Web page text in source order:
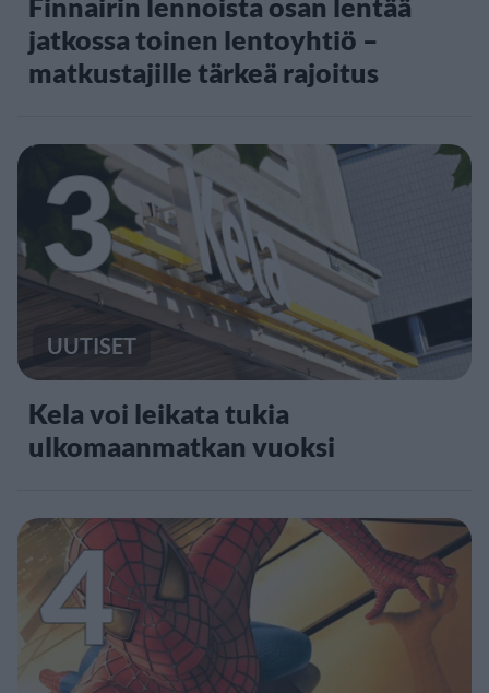
jatkossa toinen lentoyhtiö –
matkustajille tärkeä rajoitus
3
UUTISET
Kela voi leikata tukia
ulkomaanmatkan vuoksi
4